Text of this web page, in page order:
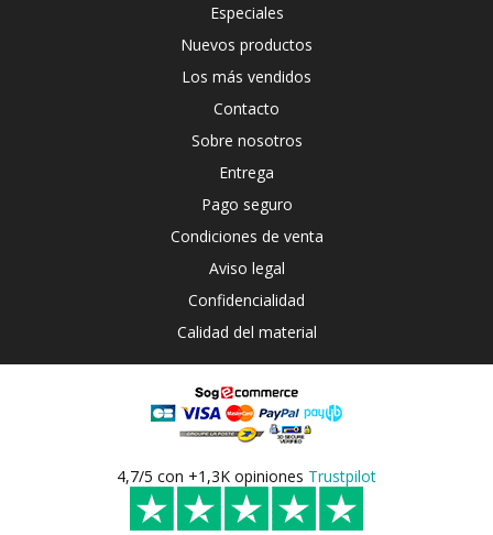
Especiales
Nuevos productos
Los más vendidos
Contacto
Sobre nosotros
Entrega
Pago seguro
Condiciones de venta
Aviso legal
Confidencialidad
Calidad del material
4,7/5 con +1,3K opiniones Trustpilot